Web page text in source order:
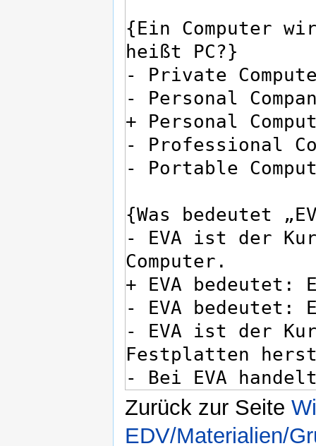
Zurück zur Seite
EDV/Materialien/